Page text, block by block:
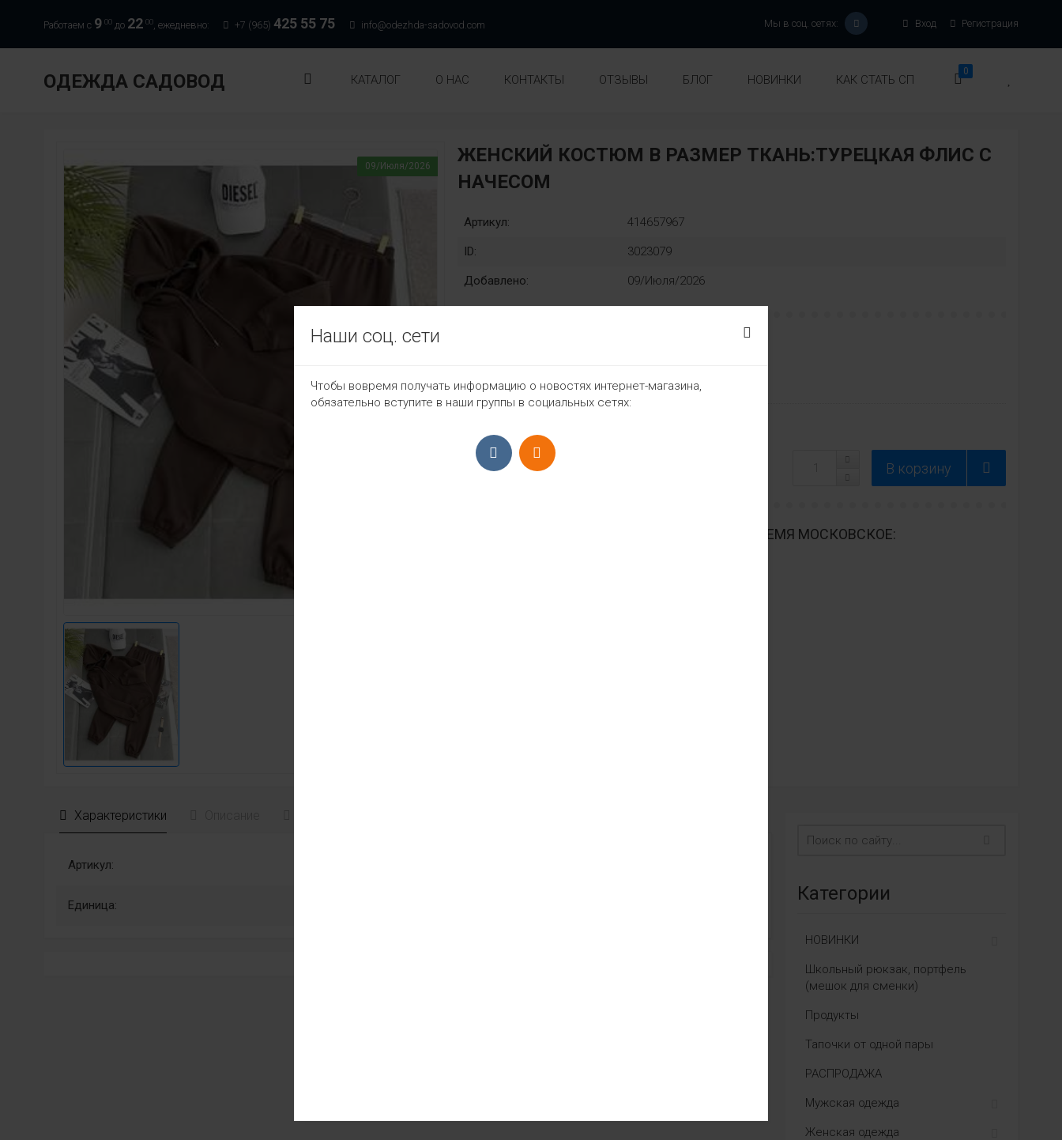
Работаем с 9 00 до 22 00, ежедневно: +7 (965) 425 55 75 info@odezhda-sadovod.com Вход Регистрация
Мы в соц. сетях:
ОДЕЖДА САДОВОД КАТАЛОГ О НАС КОНТАКТЫ ОТЗЫВЫ БЛОГ НОВИНКИ КАК СТАТЬ СП
0
09/Июля/2026
ЖЕНСКИЙ КОСТЮМ В РАЗМЕР ТКАНЬ:ТУРЕЦКАЯ ФЛИС С
НАЧЕСОМ
Артикул: 414657967
ID: 3023079
Добавлено: 09/Июля/2026
2128₽
ПРИЁМ ЗАКАЗОВ С 9:00-22:00, ЕЖЕДНЕВНО ВРЕМЯ МОСКОВСКОЕ:
Характеристики
Артикул:
Единица:
Категории
НОВИНКИ
Школьный рюкзак, портфель
(мешок для сменки)
Продукты
Тапочки от одной пары
РАСПРОДАЖА
Мужская одежда
Женская одежда
Наши соц. сети
Чтобы вовремя получать информацию о новостях интернет-магазина,
обязательно вступите в наши группы в социальных сетях: